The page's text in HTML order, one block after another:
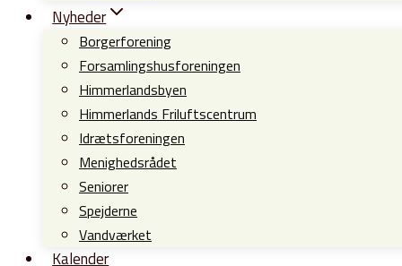
Nyheder
Borgerforening
Forsamlingshusforeningen
Himmerlandsbyen
Himmerlands Friluftscentrum
Idrætsforeningen
Menighedsrådet
Seniorer
Spejderne
Vandværket
Kalender